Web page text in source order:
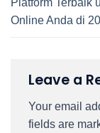
Online Anda di
Leave a
Your email
fields are